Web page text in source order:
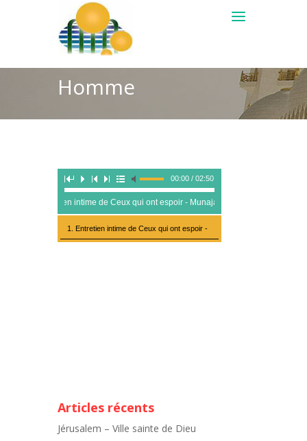
Homme
00:00 / 02:50
Entretien intime de Ceux qui ont espoir - Munajaat Al-Rajina p 422-
1. Entretien intime de Ceux qui ont espoir -
Articles récents
Jérusalem – Ville sainte de Dieu